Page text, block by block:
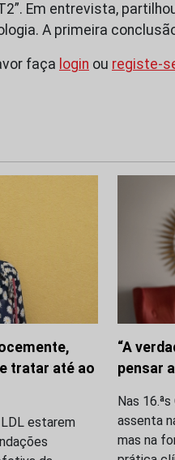
Em entrevista,
A primeira
faça login ou registe-
tratar até ao
estarem
“A
pensar
Nas
assenta
mas na